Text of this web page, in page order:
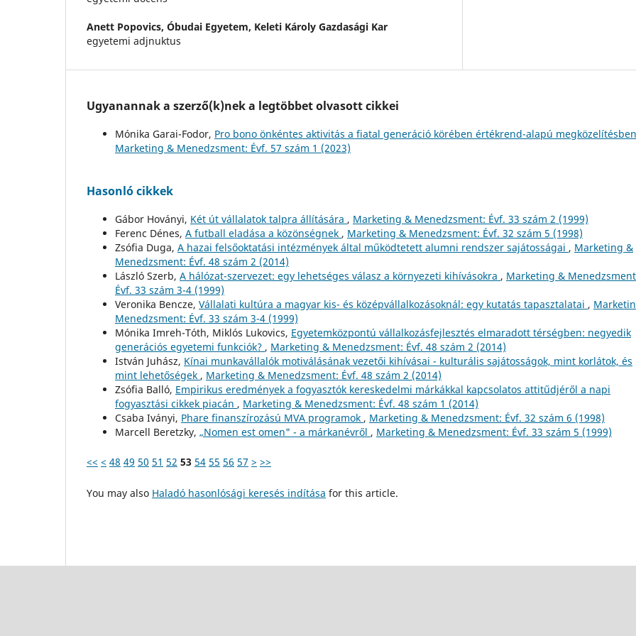
Anett Popovics, Óbudai Egyetem, Keleti Károly Gazdasági Kar
egyetemi adjnuktus
Ugyanannak a szerző(k)nek a legtöbbet olvasott cikkei
Mónika Garai-Fodor, Pro bono önkéntes aktivitás a fiatal generáció körében értékrend-alapú megközelítésben
Marketing & Menedzsment: Évf. 57 szám 1 (2023)
Hasonló cikkek
Gábor Hoványi, Két út vállalatok talpra állítására , Marketing & Menedzsment: Évf. 33 szám 2 (1999)
Ferenc Dénes, A futball eladása a közönségnek , Marketing & Menedzsment: Évf. 32 szám 5 (1998)
Zsófia Duga, A hazai felsőoktatási intézmények által működtetett alumni rendszer sajátosságai , Marketing &
Menedzsment: Évf. 48 szám 2 (2014)
László Szerb, A hálózat-szervezet: egy lehetséges válasz a környezeti kihívásokra , Marketing &
Évf. 33 szám 3-4 (1999)
Veronika Bencze, Vállalati kultúra a magyar kis- és középvállalkozásoknál: egy kutatás tapasztalatai ,
Menedzsment: Évf. 33 szám 3-4 (1999)
Mónika Imreh-Tóth, Miklós Lukovics, Egyetemközpontú vállalkozásfejlesztés elmaradott térségben: negyedik
generációs egyetemi funkciók? , Marketing & Menedzsment: Évf. 48 szám 2 (2014)
István Juhász, Kínai munkavállalók motiválásának vezetői kihívásai - kulturális sajátosságok, mint korlátok, és
mint lehetőségek , Marketing & Menedzsment: Évf. 48 szám 2 (2014)
Zsófia Balló, Empirikus eredmények a fogyasztók kereskedelmi márkákkal kapcsolatos attitűdjéről a napi
fogyasztási cikkek piacán , Marketing & Menedzsment: Évf. 48 szám 1 (2014)
Csaba Iványi, Phare finanszírozású MVA programok , Marketing & Menedzsment: Évf. 32 szám 6 (1998)
Marcell Beretzky, „Nomen est omen" - a márkanévről , Marketing & Menedzsment: Évf. 33 szám 5 (1999)
<< < 48 49 50 51 52 53 54 55 56 57 > >>
You may also Haladó hasonlósági keresés indítása for this article.